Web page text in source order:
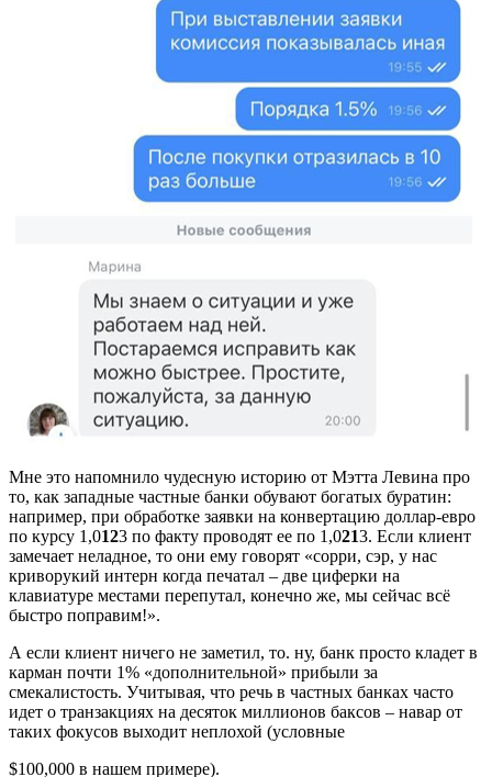
Мне это напомнило чудесную историю от Мэтта Левина про
то, как западные частные банки обувают богатых буратин:
например, при обработке заявки на конвертацию доллар-евро
по курсу 1,0123 по факту проводят ее по 1,0213. Если клиент
замечает неладное, то они ему говорят «сорри, сэр, у нас
криворукий интерн когда печатал – две циферки на
клавиатуре местами перепутал, конечно же, мы сейчас всё
быстро поправим!».
А если клиент ничего не заметил, то. ну, банк просто кладет в
карман почти 1% «дополнительной» прибыли за
смекалистость. Учитывая, что речь в частных банках часто
идет о транзакциях на десяток миллионов баксов – навар от
таких фокусов выходит неплохой (условные
$100,000 в нашем примере).